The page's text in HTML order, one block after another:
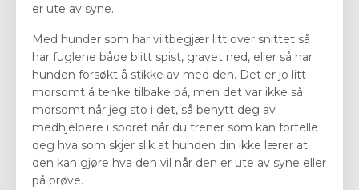
er ute av syne.
Med hunder som har viltbegjær litt over snittet så
har fuglene både blitt spist, gravet ned, eller så har
hunden forsøkt å stikke av med den. Det er jo litt
morsomt å tenke tilbake på, men det var ikke så
morsomt når jeg sto i det, så benytt deg av
medhjelpere i sporet når du trener som kan fortelle
deg hva som skjer slik at hunden din ikke lærer at
den kan gjøre hva den vil når den er ute av syne eller
på prøve.